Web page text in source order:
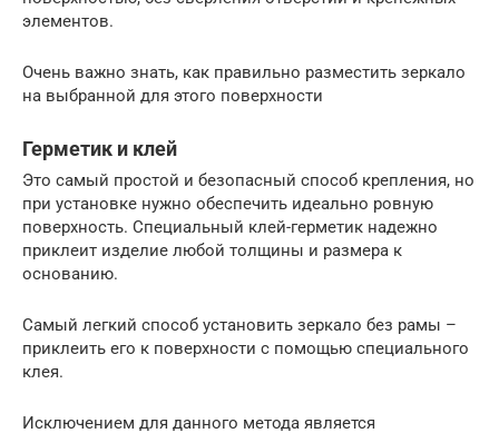
элементов.
Очень важно знать, как правильно разместить зеркало
на выбранной для этого поверхности
Герметик и клей
Это самый простой и безопасный способ крепления, но
при установке нужно обеспечить идеально ровную
поверхность. Специальный клей-герметик надежно
приклеит изделие любой толщины и размера к
основанию.
Самый легкий способ установить зеркало без рамы –
приклеить его к поверхности с помощью специального
клея.
Исключением для данного метода является